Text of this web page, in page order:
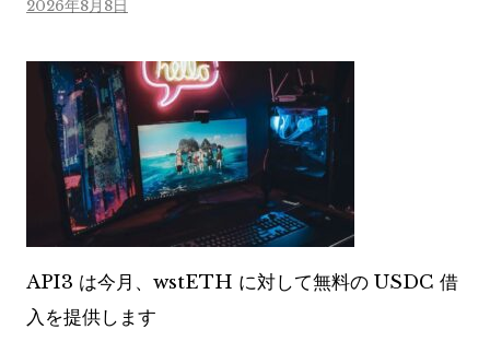
2026年8月8日
API3 は今月、wstETH に対して無料の USDC 借
入を提供します